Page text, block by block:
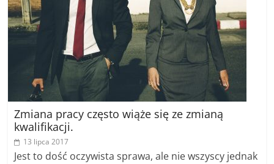
Zmiana pracy często wiąże się ze zmianą
kwalifikacji.
13 lipca 2017
Jest to dość oczywista sprawa, ale nie wszyscy jednak